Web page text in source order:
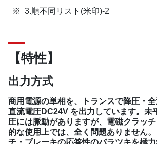
3.順不同リスト(米印)-2
【特性】
出力方式
商用電源の単相を、トランスで降圧・
直流電圧DC24V を出力しています。未
圧には脈動がありますが、電磁クラッ
的な使用上では、全く問題ありません